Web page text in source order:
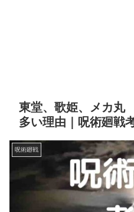
東堂、歌姫、メカ
多い理由｜呪術廻戦
呪術廻戦